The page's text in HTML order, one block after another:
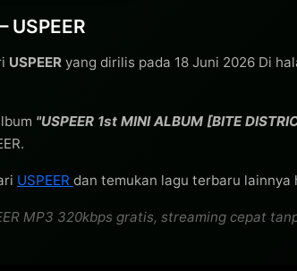
USPEER
USPEER yang dirilis pada 18 Juni 2026 Di
"USPEER 1st MINI ALBUM [BITE
USPEER dan temukan lagu terbaru lainnya
MP3 320kbps gratis, streaming cepat